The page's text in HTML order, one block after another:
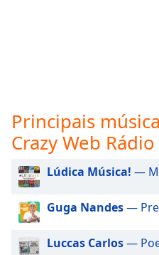
selected
Audio
Picture-
Picture
Fullscreen
This
Principais
Crazy Web Rádio
Lúdica Música! —
Guga Nandes—
Luccas Carlos—